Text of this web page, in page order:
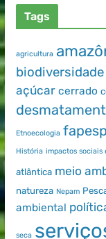
Tags
agricultura
biodiversidade
açúcar cerrado
Etnoecologia fapesp
História impactos sociais
atlântica meio
natureza Nepam
ambiental
seca